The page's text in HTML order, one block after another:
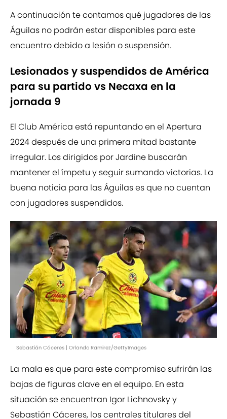
A continuación te contamos qué jugadores de las
Águilas no podrán estar disponibles para este
encuentro debido a lesión o suspensión.
Lesionados y suspendidos de América
para su partido vs Necaxa en la
jornada 9
El Club América está repuntando en el Apertura
2024 después de una primera mitad bastante
irregular. Los dirigidos por Jardine buscarán
mantener el ímpetu y seguir sumando victorias. La
buena noticia para las Águilas es que no cuentan
con jugadores suspendidos.
Sebastián Cáceres | Orlando Ramirez/GettyImages
La mala es que para este compromiso sufrirán las
bajas de figuras clave en el equipo. En esta
situación se encuentran Igor Lichnovsky y
Sebastián Cáceres, los centrales titulares del